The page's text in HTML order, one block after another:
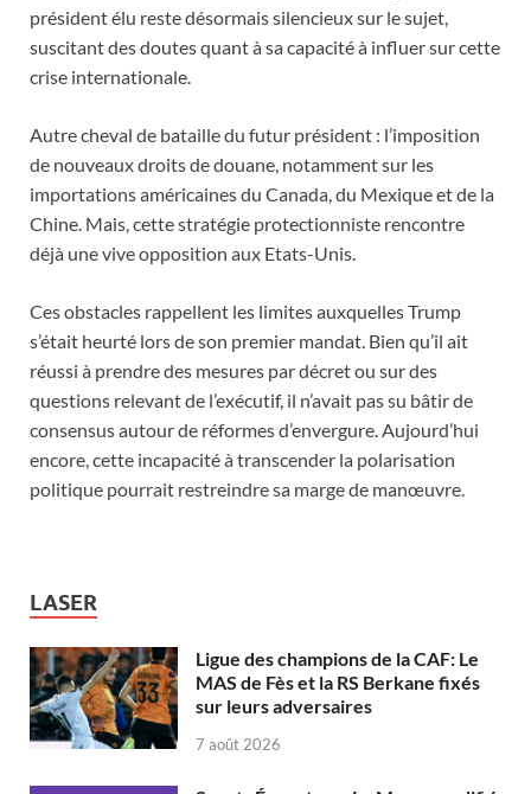
président élu reste désormais silencieux sur le sujet,
suscitant des doutes quant à sa capacité à influer sur cette
crise internationale.
Autre cheval de bataille du futur président : l’imposition
de nouveaux droits de douane, notamment sur les
importations américaines du Canada, du Mexique et de la
Chine. Mais, cette stratégie protectionniste rencontre
déjà une vive opposition aux Etats-Unis.
Ces obstacles rappellent les limites auxquelles Trump
s’était heurté lors de son premier mandat. Bien qu’il ait
réussi à prendre des mesures par décret ou sur des
questions relevant de l’exécutif, il n’avait pas su bâtir de
consensus autour de réformes d’envergure. Aujourd’hui
encore, cette incapacité à transcender la polarisation
politique pourrait restreindre sa marge de manœuvre.
LASER
Ligue des champions de la CAF: Le
MAS de Fès et la RS Berkane fixés
sur leurs adversaires
7 août 2026